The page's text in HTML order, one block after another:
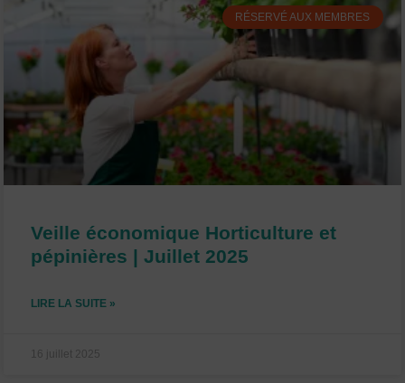
RÉSERVÉ AUX MEMBRES
Veille économique Horticulture et
pépinières | Juillet 2025
LIRE LA SUITE »
16 juillet 2025